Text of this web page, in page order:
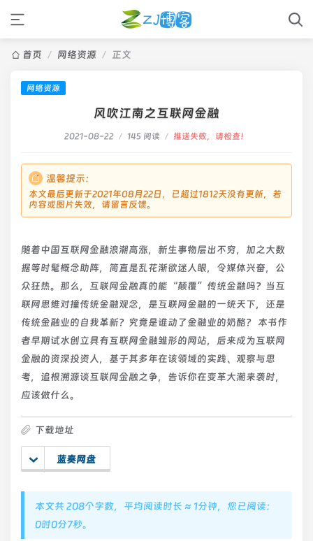
首页 / 网络资源 / 正文
网络资源
风吹江南之互联网金融
2021-08-22 / 145 阅读 / 推送失败，请检查！
温馨提示：
本文最后更新于2021年08月22日，已超过1812天没有更新，若
内容或图片失效，请留言反馈。
随着中国互联网金融浪潮高涨，新生事物层出不穷，加之大数
据等时髦概念助阵，简直是乱花渐欲迷人眼，令媒体兴奋，公
众狂热。那么，互联网金融真的能“颠覆”传统金融吗？当互
联网思维对撞传统金融观念，是互联网金融的一统天下，还是
传统金融业的自我革新？究竟是谁动了金融业的奶酪？ 本书作
者早期试水创立具有互联网金融雏形的网站，后来成为互联网
金融的资深投资人，基于其多年在该领域的实践、观察与思
考，追根溯源谈互联网金融之争，告诉你在变革大潮来袭时，
应该做什么。
下载地址
蓝奏网盘
本文共 208个字数，平均阅读时长 ≈ 1分钟，您已阅读：
0时0分8秒。